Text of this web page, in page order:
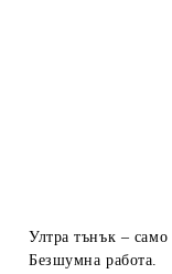
Ултра тънък –
Безшумна работа.